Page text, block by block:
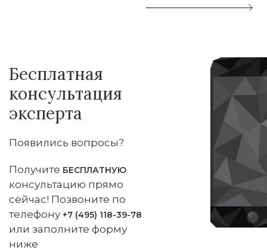
Бесплатная
консультация
эксперта
Появились вопросы?
Получите БЕСПЛАТНУЮ
консультацию прямо
сейчас! Позвоните по
телефону +7 (495) 118-39-78
или заполните форму
ниже